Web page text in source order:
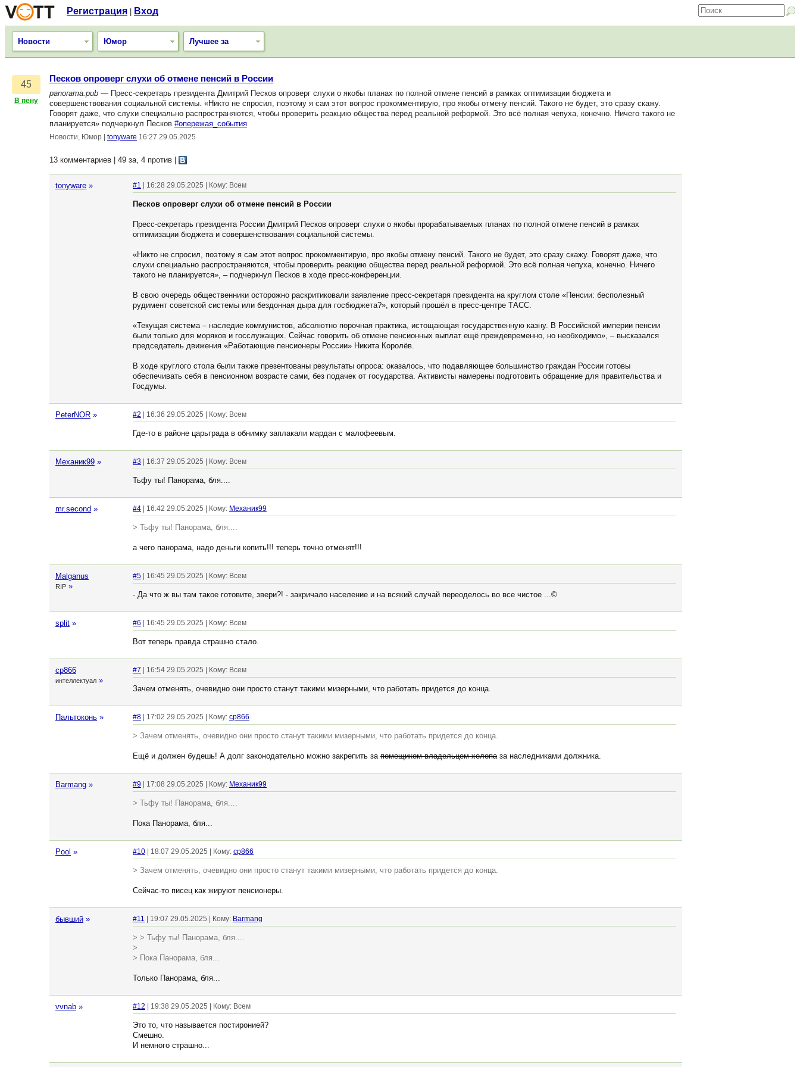
Регистрация Вход
Новости Юмор Лучшее за
45
В пену
Песков опроверг слухи об отмене пенсий в России
panorama.pub — Пресс-секретарь президента Дмитрий Песков опроверг слухи о якобы планах по полной отмене пенсий в рамках оптимизации бюджета и
совершенствования социальной системы. «Никто не спросил, поэтому я сам этот вопрос прокомментирую, про якобы отмену пенсий. Такого не будет, это сразу скажу.
Говорят даже, что слухи специально распространяются, чтобы проверить реакцию общества перед реальной реформой. Это всё полная чепуха, конечно. Ничего такого не
планируется» подчеркнул Песков #опережая_события
Новости, Юмор tonyware 16:27 29.05.2025
13 комментариев | 49 за, 4 против
tonyware » #1 | 16:28 29.05.2025 | Кому: Всем
Песков опроверг слухи об отмене пенсий в России
Пресс-секретарь президента России Дмитрий Песков опроверг слухи о якобы прорабатываемых планах по полной отмене пенсий в рамках
оптимизации бюджета и совершенствования социальной системы.
«Никто не спросил, поэтому я сам этот вопрос прокомментирую, про якобы отмену пенсий. Такого не будет, это сразу скажу. Говорят даже, что
слухи специально распространяются, чтобы проверить реакцию общества перед реальной реформой. Это всё полная чепуха, конечно. Ничего
такого не планируется», – подчеркнул Песков в ходе пресс-конференции.
В свою очередь общественники осторожно раскритиковали заявление пресс-секретаря президента на круглом столе «Пенсии: бесполезный
рудимент советской системы или бездонная дыра для госбюджета?», который прошёл в пресс-центре ТАСС.
«Текущая система – наследие коммунистов, абсолютно порочная практика, истощающая государственную казну. В Российской империи пенсии
были только для моряков и госслужащих. Сейчас говорить об отмене пенсионных выплат ещё преждевременно, но необходимо», – высказался
председатель движения «Работающие пенсионеры России» Никита Королёв.
В ходе круглого стола были также презентованы результаты опроса: оказалось, что подавляющее большинство граждан России готовы
обеспечивать себя в пенсионном возрасте сами, без подачек от государства. Активисты намерены подготовить обращение для правительства и
Госдумы.
PeterNOR » #2 | 16:36 29.05.2025 | Кому: Всем
Где-то в районе царьграда в обнимку заплакали мардан с малофеевым.
Механик99 » #3 | 16:37 29.05.2025 | Кому: Всем
Тьфу ты! Панорама, бля....
mr.second » #4 | 16:42 29.05.2025 | Кому: Механик99
> Тьфу ты! Панорама, бля....
а чего панорама, надо деньги копить!!! теперь точно отменят!!!
Malganus
RIP »
#5 | 16:45 29.05.2025 | Кому: Всем
- Да что ж вы там такое готовите, звери?! - закричало население и на всякий случай переоделось во все чистое ...©
split » #6 | 16:45 29.05.2025 | Кому: Всем
Вот теперь правда страшно стало.
cp866
интеллектуал »
#7 | 16:54 29.05.2025 | Кому: Всем
Зачем отменять, очевидно они просто станут такими мизерными, что работать придется до конца.
Пальтоконь » #8 | 17:02 29.05.2025 | Кому: cp866
> Зачем отменять, очевидно они просто станут такими мизерными, что работать придется до конца.
Ещё и должен будешь! А долг законодательно можно закрепить за помещиком-владельцем холопаза наследниками должника.
Barmang » #9 | 17:08 29.05.2025 | Кому: Механик99
> Тьфу ты! Панорама, бля....
Пока Панорама, бля...
Pool » #10 | 18:07 29.05.2025 | Кому: cp866
> Зачем отменять, очевидно они просто станут такими мизерными, что работать придется до конца.
Сейчас-то писец как жируют пенсионеры.
бывший » #11 | 19:07 29.05.2025 | Кому: Barmang
> > Тьфу ты! Панорама, бля....
>
> Пока Панорама, бля...
Только Панорама, бля...
vvnab » #12 | 19:38 29.05.2025 | Кому: Всем
Это то, что называется постиронией?
Смешно.
И немного страшно...